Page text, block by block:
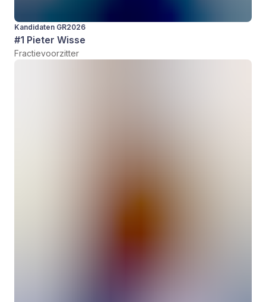
Kandidaten GR2026
#1 Pieter Wisse
Fractievoorzitter